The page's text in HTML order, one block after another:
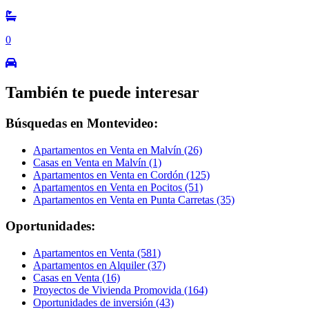
0
También te puede interesar
Búsquedas en Montevideo:
Apartamentos en Venta en Malvín (26)
Casas en Venta en Malvín (1)
Apartamentos en Venta en Cordón (125)
Apartamentos en Venta en Pocitos (51)
Apartamentos en Venta en Punta Carretas (35)
Oportunidades:
Apartamentos en Venta (581)
Apartamentos en Alquiler (37)
Casas en Venta (16)
Proyectos de Vivienda Promovida (164)
Oportunidades de inversión (43)